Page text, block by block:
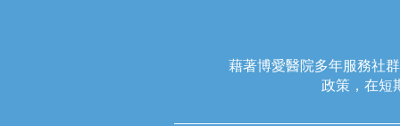
藉著博愛醫院多年服務社
政策，在短